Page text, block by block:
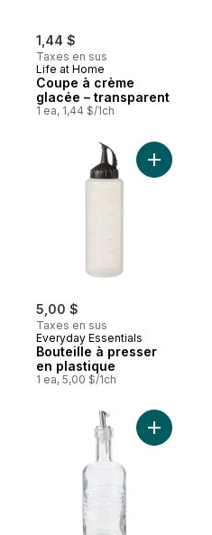
1,44 $
Taxes en sus
Life at Home
Coupe à crème
glacée – transparent
1 ea, 1,44 $/1ch
Cuillères à thé grand au panier
5,00 $
Taxes en sus
Everyday Essentials
Bouteille à presser
en plastique
1 ea, 5,00 $/1ch
Ajouter
Assiette à salade festonnée –
Ajouter